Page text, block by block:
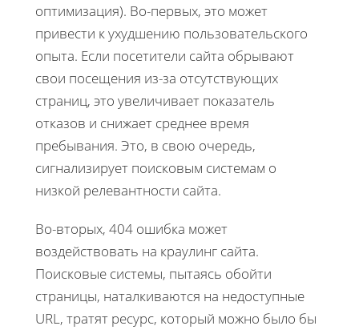
оптимизация). Во-первых, это может
привести к ухудшению пользовательского
опыта. Если посетители сайта обрывают
свои посещения из-за отсутствующих
страниц, это увеличивает показатель
отказов и снижает среднее время
пребывания. Это, в свою очередь,
сигнализирует поисковым системам о
низкой релевантности сайта.
Во-вторых, 404 ошибка может
воздействовать на краулинг сайта.
Поисковые системы, пытаясь обойти
страницы, наталкиваются на недоступные
URL, тратят ресурс, который можно было бы